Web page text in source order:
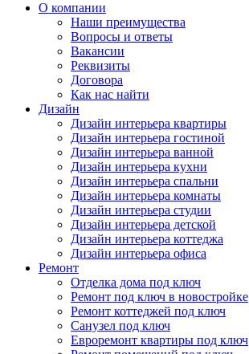
О компании
Наши преимущества
Вопросы и ответы
Вакансии
Реквизиты
Договора
Как нас найти
Дизайн
Дизайн интерьера квартиры
Дизайн интерьера гостиной
Дизайн интерьера ванной
Дизайн интерьера кухни
Дизайн интерьера спальни
Дизайн интерьера комнаты
Дизайн интерьера студии
Дизайн интерьера детской
Дизайн интерьера коттеджа
Дизайн интерьера офиса
Ремонт
Отделка дома под ключ
Ремонт под ключ в новостройке
Ремонт коттеджей под ключ
Санузел под ключ
Евроремонт квартиры под ключ